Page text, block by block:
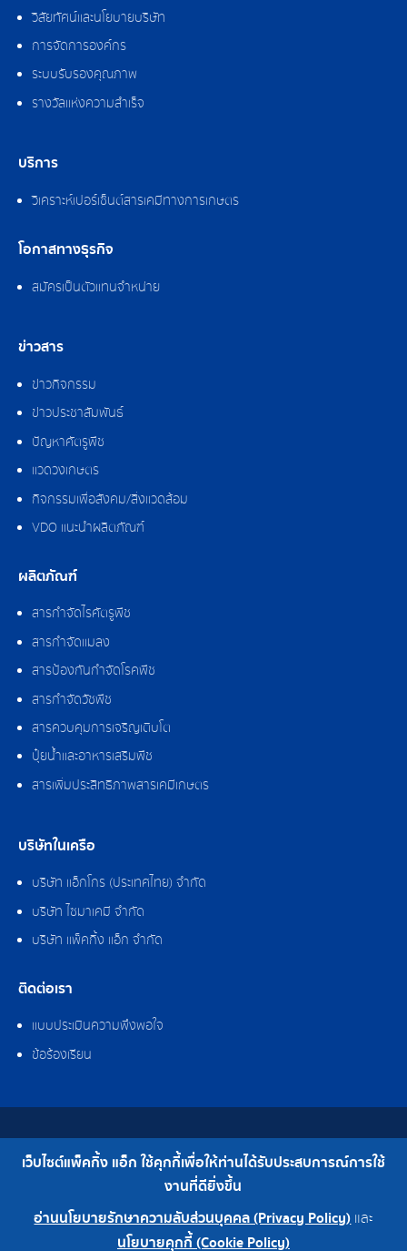
วิสัยทัศน์และนโยบายบริษัท
การจัดการองค์กร
ระบบรับรองคุณภาพ
รางวัลแห่งความสำเร็จ
บริการ
วิเคราะห์เปอร์เซ็นต์สารเคมีทางการเกษตร
โอกาสทางธุรกิจ
สมัครเป็นตัวแทนจำหน่าย
ข่าวสาร
ข่าวกิจกรรม
ข่าวประชาสัมพันธ์
ปัญหาศัตรูพืช
แวดวงเกษตร
กิจกรรมเพื่อสังคม/สิ่งแวดล้อม
VDO แนะนำผลิตภัณฑ์
ผลิตภัณฑ์
สารกำจัดไรศัตรูพืช
สารกำจัดแมลง
สารป้องกันกำจัดโรคพืช
สารกำจัดวัชพืช
สารควบคุมการเจริญเติบโต
ปุ๋ยน้ำและอาหารเสริมพืช
สารเพิ่มประสิทธิภาพสารเคมีเกษตร
บริษัทในเครือ
บริษัท แอ็กโกร (ประเทศไทย) จำกัด
บริษัท ไซมาเคมี จำกัด
บริษัท แพ็คกิ้ง แอ็ก จำกัด
ติดต่อเรา
แบบประเมินความพึงพอใจ
ข้อร้องเรียน
สงวนลิขสิทธิ์ © 2562 บริษัท แพ็คกิ้ง แอ็ก จำกัด
เบอร์โทร : 0-2308-2102 | โทรสาร : 0-2308-2487
เว็บไซต์แพ็คกิ้ง แอ็ก ใช้คุกกี้เพื่อให้ท่านได้รับประสบการณ์การใช้
งานที่ดียิ่งขึ้น
อ่านนโยบายรักษาความลับส่วนบุคคล (Privacy Policy) และ
นโยบายคุกกี้ (Cookie Policy)
0-2308-2102
โรงงาน 0-2324-0515-6